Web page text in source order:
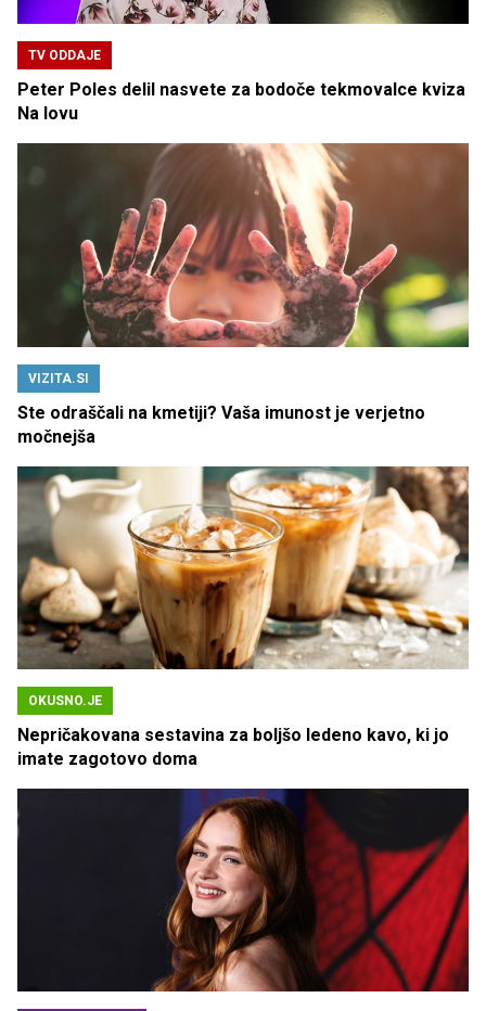
TV ODDAJE
Peter Poles delil nasvete za bodoče tekmovalce kviza
Na lovu
VIZITA.SI
Ste odraščali na kmetiji? Vaša imunost je verjetno
močnejša
OKUSNO.JE
Nepričakovana sestavina za boljšo ledeno kavo, ki jo
imate zagotovo doma